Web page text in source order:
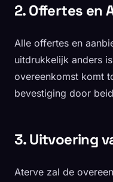
2. Offertes en
Alle offertes en
uitdrukkelijk anders
overeenkomst komt
bevestiging door
3. Uitvoering
Aterve zal de